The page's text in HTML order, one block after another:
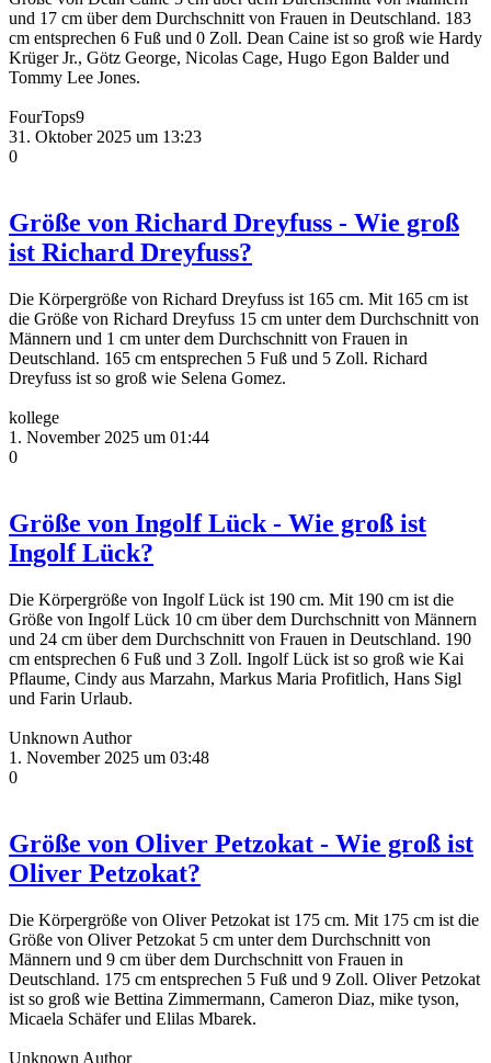
und 17 cm über dem Durchschnitt von Frauen in Deutschland. 183
cm entsprechen 6 Fuß und 0 Zoll. Dean Caine ist so groß wie Hardy
Krüger Jr., Götz George, Nicolas Cage, Hugo Egon Balder und
Tommy Lee Jones.
FourTops9
31. Oktober 2025 um 13:23
0
Größe von Richard Dreyfuss - Wie groß
ist Richard Dreyfuss?
Die Körpergröße von Richard Dreyfuss ist 165 cm. Mit 165 cm ist
die Größe von Richard Dreyfuss 15 cm unter dem Durchschnitt von
Männern und 1 cm unter dem Durchschnitt von Frauen in
Deutschland. 165 cm entsprechen 5 Fuß und 5 Zoll. Richard
Dreyfuss ist so groß wie Selena Gomez.
kollege
1. November 2025 um 01:44
0
Größe von Ingolf Lück - Wie groß ist
Ingolf Lück?
Die Körpergröße von Ingolf Lück ist 190 cm. Mit 190 cm ist die
Größe von Ingolf Lück 10 cm über dem Durchschnitt von Männern
und 24 cm über dem Durchschnitt von Frauen in Deutschland. 190
cm entsprechen 6 Fuß und 3 Zoll. Ingolf Lück ist so groß wie Kai
Pflaume, Cindy aus Marzahn, Markus Maria Profitlich, Hans Sigl
und Farin Urlaub.
Unknown Author
1. November 2025 um 03:48
0
Größe von Oliver Petzokat - Wie groß ist
Oliver Petzokat?
Die Körpergröße von Oliver Petzokat ist 175 cm. Mit 175 cm ist die
Größe von Oliver Petzokat 5 cm unter dem Durchschnitt von
Männern und 9 cm über dem Durchschnitt von Frauen in
Deutschland. 175 cm entsprechen 5 Fuß und 9 Zoll. Oliver Petzokat
ist so groß wie Bettina Zimmermann, Cameron Diaz, mike tyson,
Micaela Schäfer und Elilas Mbarek.
Unknown Author